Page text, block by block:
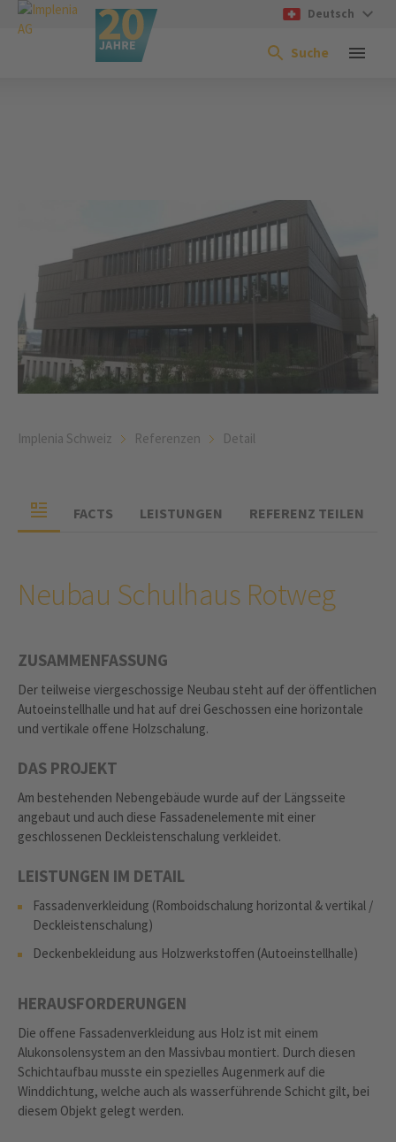
Deutsch
Suche
Implenia Schweiz Referenzen Detail
FACTS LEISTUNGEN REFERENZ TEILEN
Neubau Schulhaus Rotweg
ZUSAMMENFASSUNG
Der teilweise viergeschossige Neubau steht auf der öffentlichen
Autoeinstellhalle und hat auf drei Geschossen eine horizontale
und vertikale offene Holzschalung.
DAS PROJEKT
Am bestehenden Nebengebäude wurde auf der Längsseite
angebaut und auch diese Fassadenelemente mit einer
geschlossenen Deckleistenschalung verkleidet.
LEISTUNGEN IM DETAIL
Fassadenverkleidung (Romboidschalung horizontal & vertikal /
Deckleistenschalung)
Deckenbekleidung aus Holzwerkstoffen (Autoeinstellhalle)
HERAUSFORDERUNGEN
Die offene Fassadenverkleidung aus Holz ist mit einem
Alukonsolensystem an den Massivbau montiert. Durch diesen
Schichtaufbau musste ein spezielles Augenmerk auf die
Winddichtung, welche auch als wasserführende Schicht gilt, bei
diesem Objekt gelegt werden.